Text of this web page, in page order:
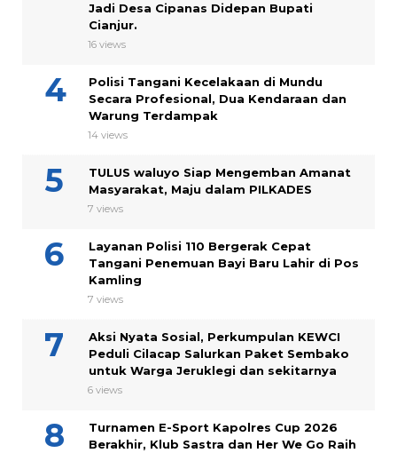
Jadi Desa Cipanas Didepan Bupati
Cianjur.
16 views
Polisi Tangani Kecelakaan di Mundu
Secara Profesional, Dua Kendaraan dan
Warung Terdampak
14 views
TULUS waluyo Siap Mengemban Amanat
Masyarakat, Maju dalam PILKADES
7 views
Layanan Polisi 110 Bergerak Cepat
Tangani Penemuan Bayi Baru Lahir di Pos
Kamling
7 views
Aksi Nyata Sosial, Perkumpulan KEWCI
Peduli Cilacap Salurkan Paket Sembako
untuk Warga Jeruklegi dan sekitarnya
6 views
Turnamen E-Sport Kapolres Cup 2026
Berakhir, Klub Sastra dan Her We Go Raih